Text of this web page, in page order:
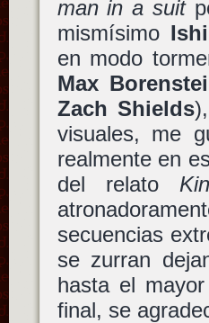
man in a suit
mismísimo
en modo
Max
Zach Shields
visuales, me
realmente en
del relato
secuencias
se zurran
hasta el
final, se